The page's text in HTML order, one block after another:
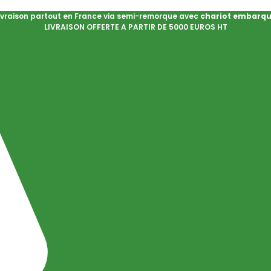
partout en France via semi-remorque avec chariot
LIVRAISON OFFERTE A PARTIR DE 5000 EUROS HT